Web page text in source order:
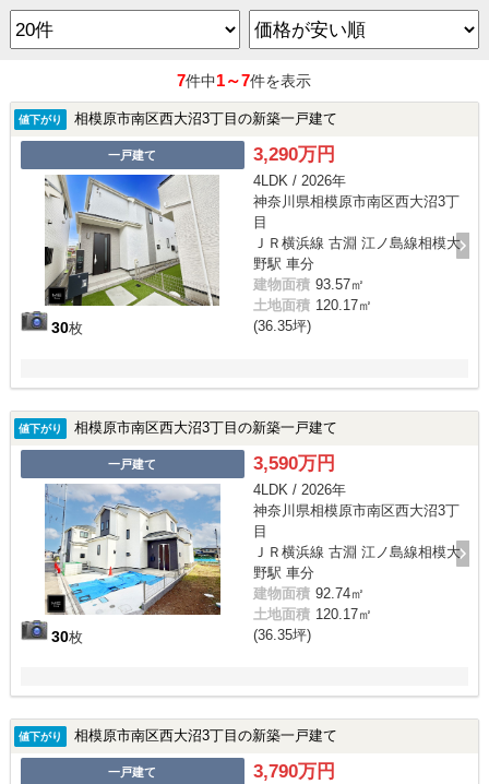
7件中1～7件を表示
値下がり 相模原市南区西大沼3丁目の新築一戸建て
一戸建て
30枚
3,290万円
4LDK / 2026年
神奈川県相模原市南区西大沼3丁
目
ＪＲ横浜線 古淵 江ノ島線相模大
野駅 車分
建物面積 93.57㎡
土地面積 120.17㎡
(36.35坪)
値下がり 相模原市南区西大沼3丁目の新築一戸建て
一戸建て
30枚
3,590万円
4LDK / 2026年
神奈川県相模原市南区西大沼3丁
目
ＪＲ横浜線 古淵 江ノ島線相模大
野駅 車分
建物面積 92.74㎡
土地面積 120.17㎡
(36.35坪)
値下がり 相模原市南区西大沼3丁目の新築一戸建て
一戸建て 3,790万円